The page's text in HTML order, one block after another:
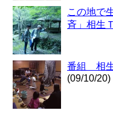
この地で
斉」相生
番組 相
(09/10/20)